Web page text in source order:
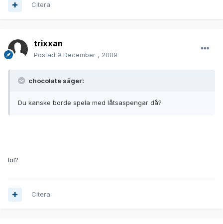
Citera
trixxan
Postad 9 December , 2009
chocolate säger:
Du kanske borde spela med låtsaspengar då?
lol?
Citera